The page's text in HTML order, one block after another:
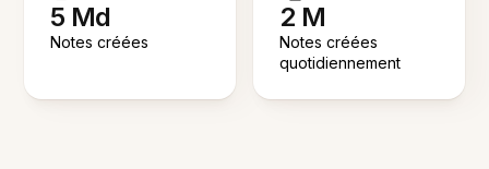
5 Md
Notes créées
2 M
Notes créées
quotidiennement